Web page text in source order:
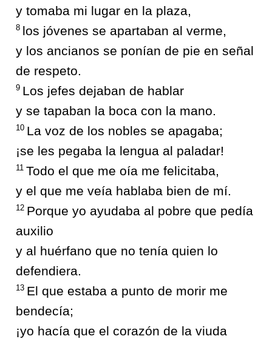
y tomaba mi lugar en la plaza,
8 los jóvenes se apartaban al verme,
y los ancianos se ponían de pie en señal
de respeto.
9 Los jefes dejaban de hablar
y se tapaban la boca con la mano.
10 La voz de los nobles se apagaba;
¡se les pegaba la lengua al paladar!
11 Todo el que me oía me felicitaba,
y el que me veía hablaba bien de mí.
12 Porque yo ayudaba al pobre que pedía
auxilio
y al huérfano que no tenía quien lo
defendiera.
13 El que estaba a punto de morir me
bendecía;
¡yo hacía que el corazón de la viuda